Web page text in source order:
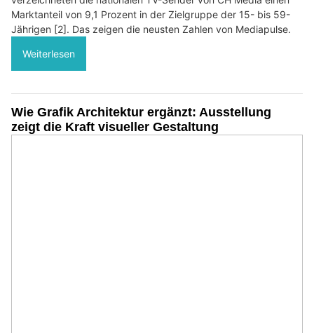
Marktanteil von 9,1 Prozent in der Zielgruppe der 15- bis 59-
Jährigen [2]. Das zeigen die neusten Zahlen von Mediapulse.
Weiterlesen
Wie Grafik Architektur ergänzt: Ausstellung
zeigt die Kraft visueller Gestaltung